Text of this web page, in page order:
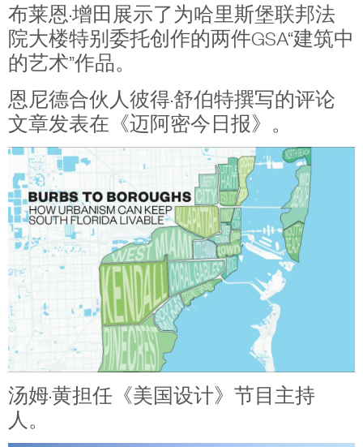
布莱恩·增田展示了为哈里斯堡联邦法
院大楼特别委托创作的两件GSA“建筑中
的艺术”作品。
恩尼德合伙人彼得·舒伯特撰写的评论
文章发表在《迈阿密今日报》。
汤姆·黄担任《美国设计》节目主持
人。